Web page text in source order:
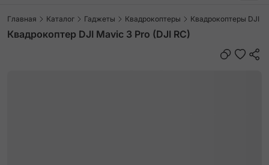
Главная Каталог Гаджеты Квадрокоптеры Квадрокоптеры DJI
Квадрокоптер DJI Mavic 3 Pro (DJI RC)